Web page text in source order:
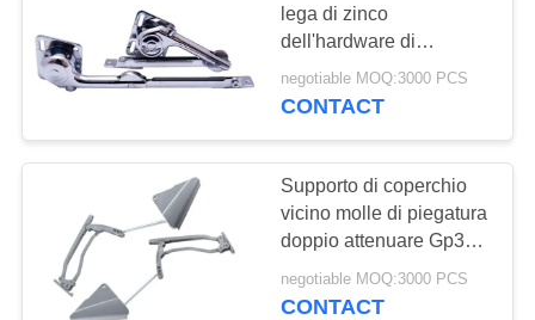
CONTATTICI
UNA
CITAZIONE
MAPPA
lega di zinco
dell'hardware di
soggiorno del coperchio
alla porta del Governo
negotiable MOQ:3000 PCS
CONTACT
Supporto di coperchio
vicino molle di piegatura
doppio attenuare Gp305
con spruzzo dipinto
negotiable MOQ:3000 PCS
CONTACT